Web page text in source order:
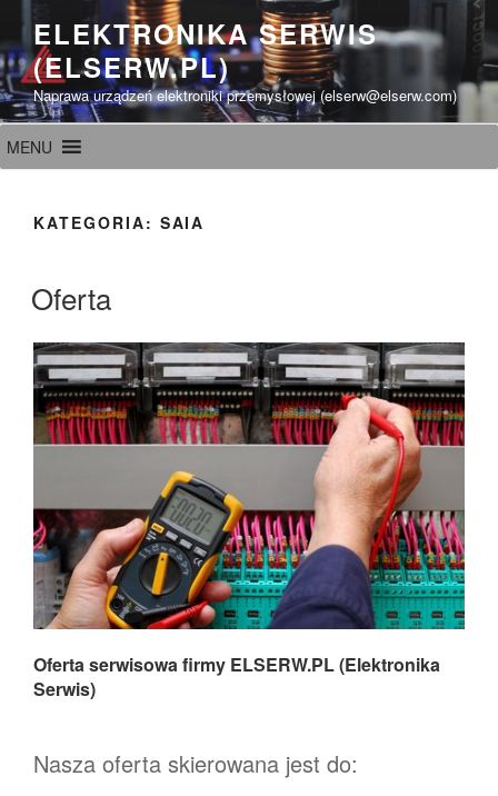
treści
ELEKTRONIKA SERWIS
(ELSERW.PL)
Naprawa urządzeń elektroniki przemysłowej (elserw@elserw.com)
MENU
KATEGORIA: SAIA
Oferta
Oferta serwisowa firmy ELSERW.PL (Elektronika
Serwis)
Nasza oferta skierowana jest do: